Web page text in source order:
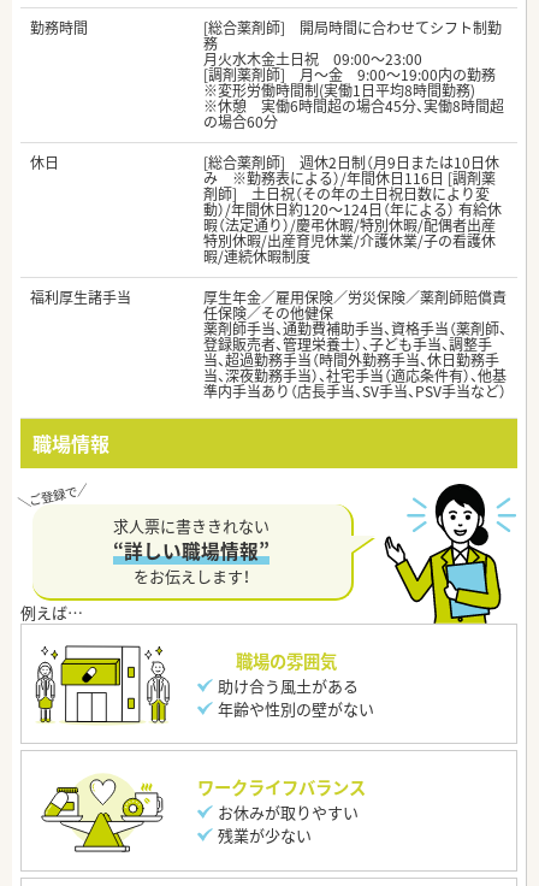
勤務時間
[総合薬剤師] 開局時間に合わせてシフト制勤
務
月火水木金土日祝 09:00〜23:00
[調剤薬剤師] 月～金 9:00～19:00内の勤務
※変形労働時間制(実働1日平均8時間勤務)
※休憩 実働6時間超の場合45分、実働8時間超
の場合60分
休日
[総合薬剤師] 週休2日制（月9日または10日休
み ※勤務表による）/年間休日116日 [調剤薬
剤師] 土日祝（その年の土日祝日数により変
動）/年間休日約120～124日（年による） 有給休
暇（法定通り）/慶弔休暇/特別休暇/配偶者出産
特別休暇/出産育児休業/介護休業/子の看護休
暇/連続休暇制度
福利厚生諸手当
厚生年金／雇用保険／労災保険／薬剤師賠償責
任保険／その他健保
薬剤師手当、通勤費補助手当、資格手当（薬剤師、
登録販売者、管理栄養士）、子ども手当、調整手
当、超過勤務手当（時間外勤務手当、休日勤務手
当、深夜勤務手当）、社宅手当（適応条件有）、他基
準内手当あり（店長手当、SV手当、PSV手当など）
職場情報
求人票に書ききれない
“詳しい職場情報”
をお伝えします！
職場の雰囲気
助け合う風土がある
年齢や性別の壁がない
ワークライフバランス
お休みが取りやすい
残業が少ない